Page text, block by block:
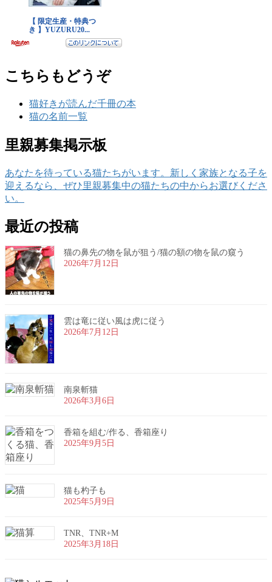
こちらもどうぞ
猫好きが読んだ千冊の本
猫の名前一覧
里親募集掲示板
あなたを待っている猫たちがいます。新しく家族となる子を
迎えるなら、ぜひ里親募集中の猫たちの中からお選びくださ
い。
最近の投稿
猫の鼻先の物を鼠が狙う/猫の額の物を鼠の窺う
2026年7月12日
雲は竜に従い風は虎に従う
2026年7月12日
南泉斬猫
2026年3月6日
香箱を組む/作る、香箱座り
2025年9月5日
猫も杓子も
2025年5月9日
TNR、TNR+M
2025年3月18日